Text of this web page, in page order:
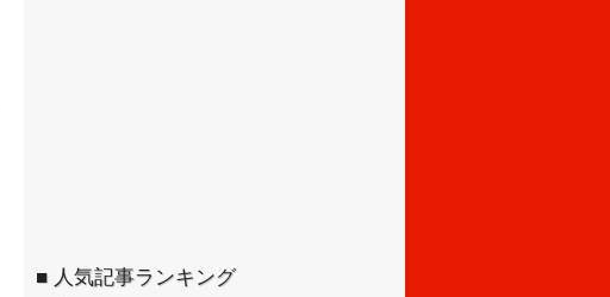
人気記事ランキング